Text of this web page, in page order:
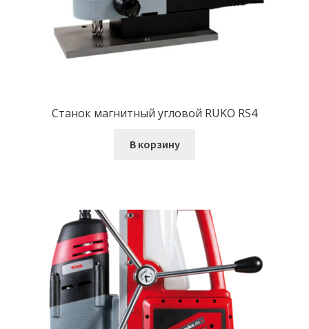
Станок магнитный угловой RUKO RS4
В корзину